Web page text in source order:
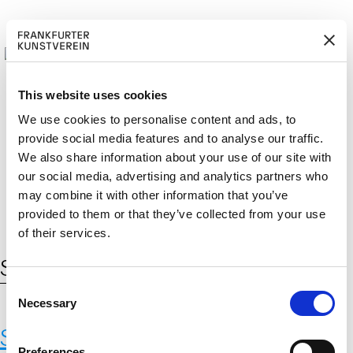
This website uses cookies
We use cookies to personalise content and ads, to
provide social media features and to analyse our traffic.
We also share information about your use of our site with
our social media, advertising and analytics partners who
may combine it with other information that you’ve
provided to them or that they’ve collected from your use
of their services.
C
s
Necessary
M
ITGLIED W
ERD
EN
Cerca: DE
Schlagwort:Sam Falls
Sam Falls